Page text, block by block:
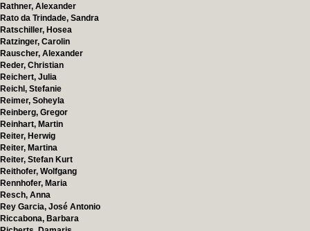
Rathner, Alexander
Rato da Trindade, Sandra
Ratschiller, Hosea
Ratzinger, Carolin
Rauscher, Alexander
Reder, Christian
Reichert, Julia
Reichl, Stefanie
Reimer, Soheyla
Reinberg, Gregor
Reinhart, Martin
Reiter, Herwig
Reiter, Martina
Reiter, Stefan Kurt
Reithofer, Wolfgang
Rennhofer, Maria
Resch, Anna
Rey Garcia, José Antonio
Riccabona, Barbara